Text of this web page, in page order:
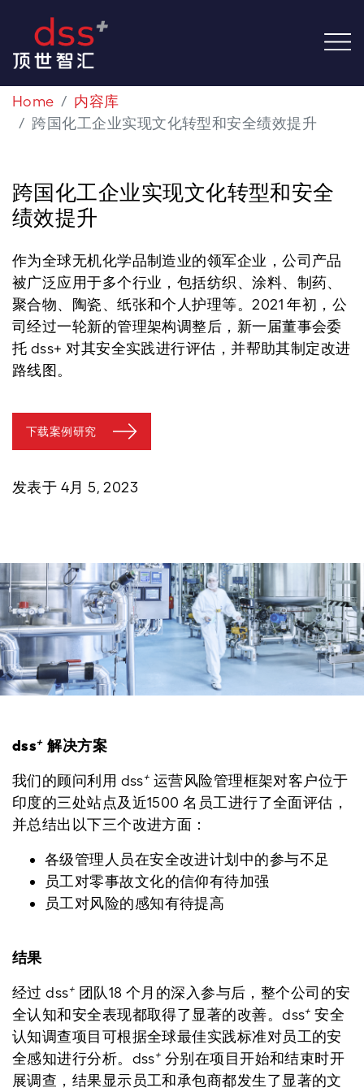
Home
内容库
跨国化工企业实现文化转型和安全绩效提升
跨国化工企业实现文化转型和安全
绩效提升
作为全球无机化学品制造业的领军企业，公司产品
被广泛应用于多个行业，包括纺织、涂料、制药、
聚合物、陶瓷、纸张和个人护理等。2021 年初，公
司经过一轮新的管理架构调整后，新一届董事会委
托 dss+ 对其安全实践进行评估，并帮助其制定改进
路线图。
下载案例研究
发表于 4月 5, 2023
dss+ 解决方案
我们的顾问利用 dss+ 运营风险管理框架对客户位于
印度的三处站点及近1500 名员工进行了全面评估，
并总结出以下三个改进方面：
各级管理人员在安全改进计划中的参与不足
员工对零事故文化的信仰有待加强
员工对风险的感知有待提高
结果
经过 dss+ 团队18 个月的深入参与后，整个公司的安
全认知和安全表现都取得了显著的改善。dss+ 安全
认知调查项目可根据全球最佳实践标准对员工的安
全感知进行分析。dss+ 分别在项目开始和结束时开
展调查，结果显示员工和承包商都发生了显著的文